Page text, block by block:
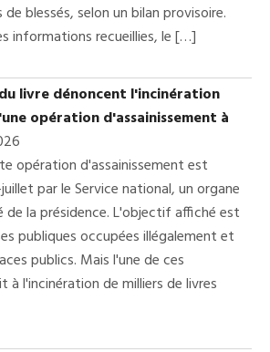
blessés, selon un bilan provisoire.
informations recueillies, le […]
livre dénoncent l'incinération
opération d'assainissement à
opération d'assainissement est
par le Service national, un organe
la présidence. L'objectif affiché est
publiques occupées illégalement et
publics. Mais l'une de ces
à l'incinération de milliers de livres